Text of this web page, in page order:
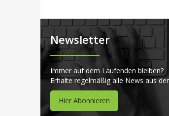
Newsletter
Immer auf dem Laufenden bleiben?
Erhalte regelmäßig alle News aus
Hier Abonnieren